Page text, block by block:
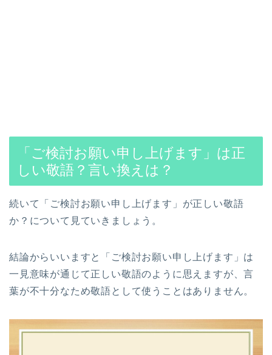
「ご検討お願い申し上げます」は正
しい敬語？言い換えは？
続いて「ご検討お願い申し上げます」が正しい敬語
か？について見ていきましょう。
結論からいいますと「ご検討お願い申し上げます」は
一見意味が通じて正しい敬語のように思えますが、言
葉が不十分なため敬語として使うことはありません。